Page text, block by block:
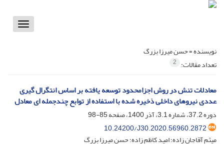
Toggle
نویسنده =حسن میرزا بزرگ
تعداد مقالات: 2
معادلات تنش در روش اجزامحدود توسعه یافته بر اساس انتگرال گیری
عددی نیروهای داخلی ذخیره شده با استفاده از توابع چندجمله ای معادل
دوره 37.2، شماره 3.1، آذر 1400، صفحه
85-98
10.24200/J30.2020.56960.2872
میثم آقاجان زاده؛ امید کاظم زاده؛ حسن میرزا بزرگ